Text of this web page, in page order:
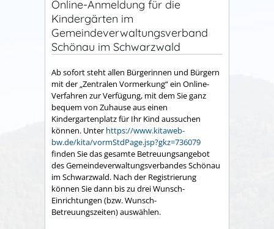
Online-Anmeldung für die
Kindergärten im
Gemeindeverwaltungsverband
Schönau im Schwarzwald
Ab sofort steht allen Bürgerinnen und Bürgern
mit der „Zentralen Vormerkung“ ein Online-
Verfahren zur Verfügung, mit dem Sie ganz
bequem von Zuhause aus einen
Kindergartenplatz für Ihr Kind aussuchen
können. Unter https://www.kitaweb-
bw.de/kita/vormStdPage.jsp?gkz=736079
finden Sie das gesamte Betreuungsangebot
des Gemeindeverwaltungsverbandes Schönau
im Schwarzwald. Nach der Registrierung
können Sie dann bis zu drei Wunsch-
Einrichtungen (bzw. Wunsch-
Betreuungszeiten) auswählen.